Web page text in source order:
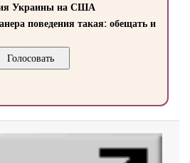
Украины на США
поведения такая: обещать и